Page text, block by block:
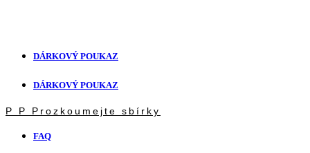
DÁRKOVÝ POUKAZ
DÁRKOVÝ POUKAZ
P P Prozkoumejte sbírky
FAQ